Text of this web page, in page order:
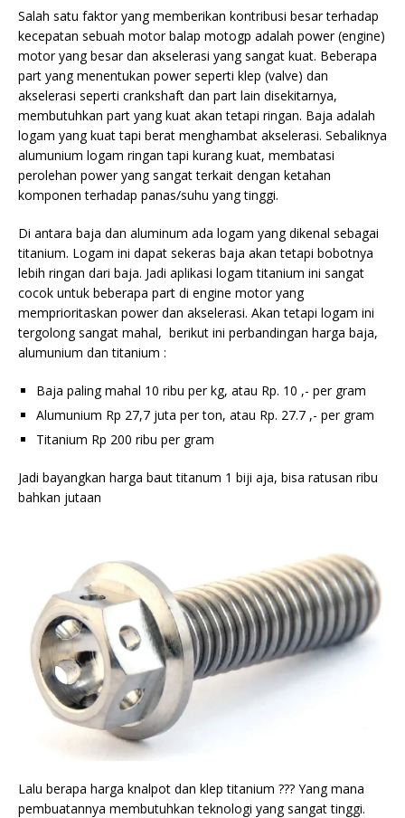
Salah satu faktor yang memberikan kontribusi besar terhadap
kecepatan sebuah motor balap motogp adalah power (engine)
motor yang besar dan akselerasi yang sangat kuat. Beberapa
part yang menentukan power seperti klep (valve) dan
akselerasi seperti crankshaft dan part lain disekitarnya,
membutuhkan part yang kuat akan tetapi ringan. Baja adalah
logam yang kuat tapi berat menghambat akselerasi. Sebaliknya
alumunium logam ringan tapi kurang kuat, membatasi
perolehan power yang sangat terkait dengan ketahan
komponen terhadap panas/suhu yang tinggi.
Di antara baja dan aluminum ada logam yang dikenal sebagai
titanium. Logam ini dapat sekeras baja akan tetapi bobotnya
lebih ringan dari baja. Jadi aplikasi logam titanium ini sangat
cocok untuk beberapa part di engine motor yang
memprioritaskan power dan akselerasi. Akan tetapi logam ini
tergolong sangat mahal, berikut ini perbandingan harga baja,
alumunium dan titanium :
Baja paling mahal 10 ribu per kg, atau Rp. 10 ,- per gram
Alumunium Rp 27,7 juta per ton, atau Rp. 27.7 ,- per gram
Titanium Rp 200 ribu per gram
Jadi bayangkan harga baut titanum 1 biji aja, bisa ratusan ribu
bahkan jutaan
Lalu berapa harga knalpot dan klep titanium ??? Yang mana
pembuatannya membutuhkan teknologi yang sangat tinggi.